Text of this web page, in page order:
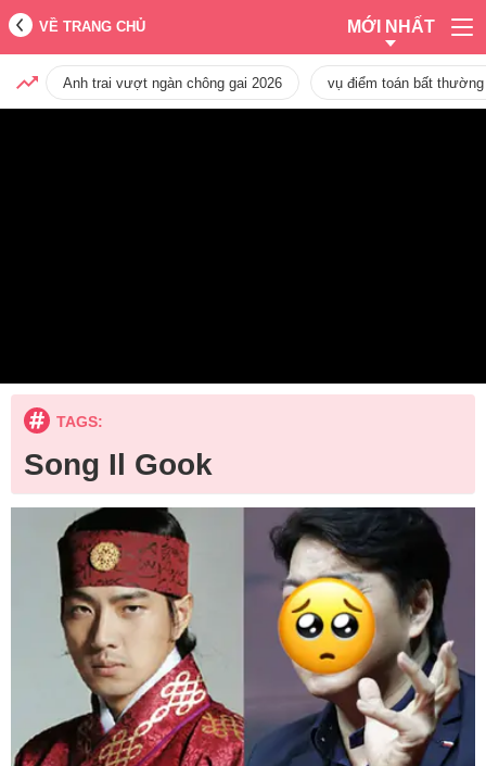
VỀ TRANG CHỦ MỚI NHẤT
Anh trai vượt ngàn chông gai 2026 vụ điểm toán bất
TAGS:
Song Il Gook